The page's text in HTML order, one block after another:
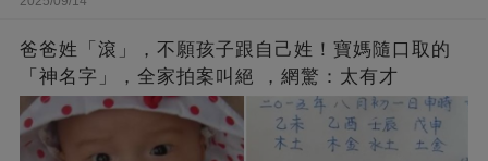
爸爸姓「滾」，不願孩子跟自己姓！寶媽隨口取的
「神名字」，全家拍案叫絕 ，網驚：太有才